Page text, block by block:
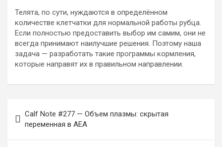
Телята, по сути, нуждаются в определённом
количестве клетчатки для нормальной работы рубца.
Если полностью предоставить выбор им самим, они не
всегда принимают наилучшие решения. Поэтому наша
задача — разработать такие программы кормления,
которые направят их в правильном направлении.
по
записям
Calf Note #277 — Объем плазмы: скрытая
переменная в AEA